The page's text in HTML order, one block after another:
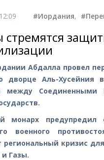
#Иордания,
Абдалла провел
дворце Аль-Хусейния
между Соединенными
монарх
военного
региональный кризис
Газы.